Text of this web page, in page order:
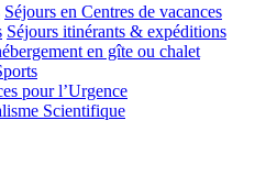
Séjours en Centres de vacances
Séjours itinérants & expéditions
en gîte ou chalet
pour l’Urgence
Scientifique